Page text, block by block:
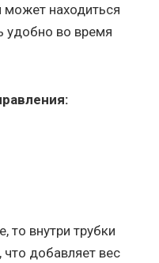
может находиться
удобно во время
то внутри трубки
что добавляет вес